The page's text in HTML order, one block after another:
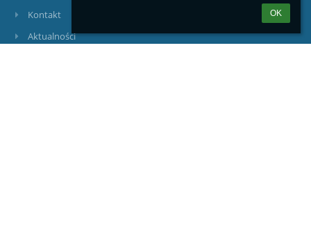
OK
Kontakt
Aktualności